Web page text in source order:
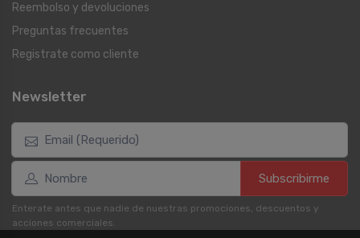
Reembolso y devoluciones
Preguntas frecuentes
Registrate como cliente
Newsletter
Subscribirme
Enterate antes que nadie de nuestras promociones, descuentos y
acciones comerciales.